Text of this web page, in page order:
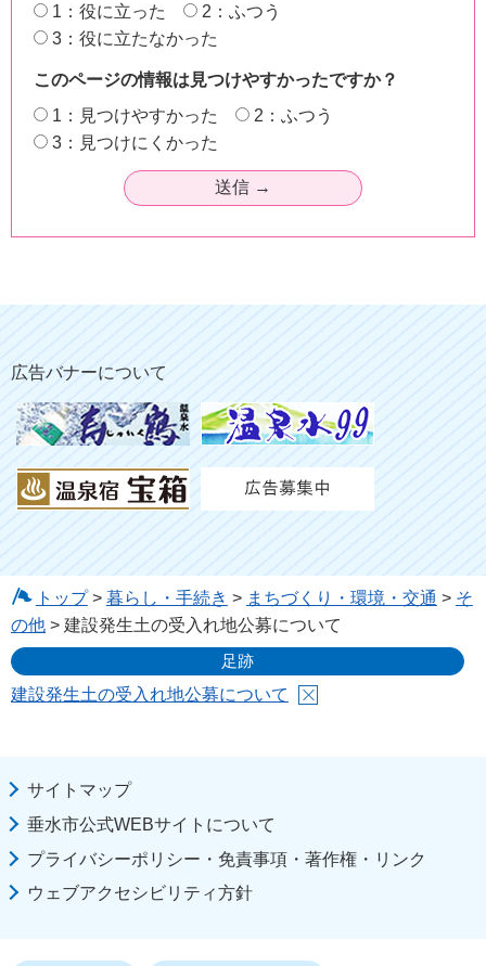
1：役に立った
2：ふつう
3：役に立たなかった
このページの情報は見つけやすかったですか？
1：見つけやすかった
2：ふつう
3：見つけにくかった
広告バナーについて
トップ> 暮らし・手続き > まちづくり・環境・交通 > そ
の他 > 建設発生土の受入れ地公募について
足跡
建設発生土の受入れ地公募について
サイトマップ
垂水市公式WEBサイトについて
プライバシーポリシー・免責事項・著作権・リンク
ウェブアクセシビリティ方針